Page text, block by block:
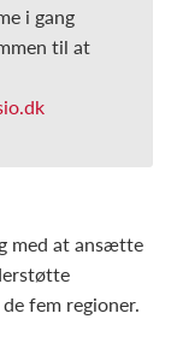
i gang
til at
med at ansætte
fem regioner.